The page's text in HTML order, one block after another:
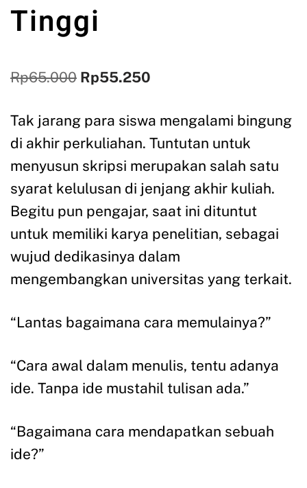
Tinggi
Rp65.000 Rp55.250
Tak jarang para siswa mengalami bingung
di akhir perkuliahan. Tuntutan untuk
menyusun skripsi merupakan salah satu
syarat kelulusan di jenjang akhir kuliah.
Begitu pun pengajar, saat ini dituntut
untuk memiliki karya penelitian, sebagai
wujud dedikasinya dalam
mengembangkan universitas yang terkait.
“Lantas bagaimana cara memulainya?”
“Cara awal dalam menulis, tentu adanya
ide. Tanpa ide mustahil tulisan ada.”
“Bagaimana cara mendapatkan sebuah
ide?”